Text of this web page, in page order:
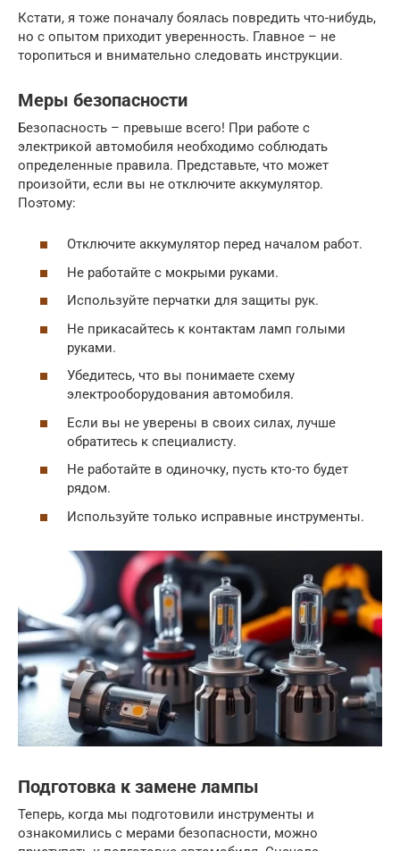
Кстати, я тоже поначалу боялась повредить что-нибудь,
но с опытом приходит уверенность. Главное – не
торопиться и внимательно следовать инструкции.
Меры безопасности
Безопасность – превыше всего! При работе с
электрикой автомобиля необходимо соблюдать
определенные правила. Представьте, что может
произойти, если вы не отключите аккумулятор.
Поэтому:
Отключите аккумулятор перед началом работ.
Не работайте с мокрыми руками.
Используйте перчатки для защиты рук.
Не прикасайтесь к контактам ламп голыми
руками.
Убедитесь, что вы понимаете схему
электрооборудования автомобиля.
Если вы не уверены в своих силах, лучше
обратитесь к специалисту.
Не работайте в одиночку, пусть кто-то будет
рядом.
Используйте только исправные инструменты.
Подготовка к замене лампы
Теперь, когда мы подготовили инструменты и
ознакомились с мерами безопасности, можно